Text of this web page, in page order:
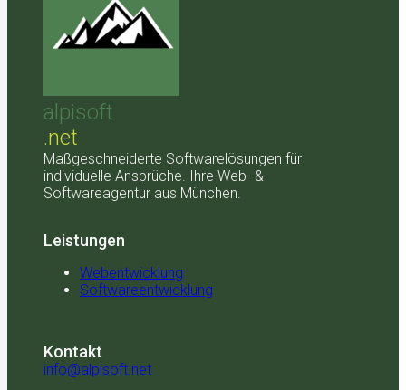
alpisoft
.net
Maßgeschneiderte Softwarelösungen für
individuelle Ansprüche. Ihre Web- &
Softwareagentur aus München.
Leistungen
Webentwicklung
Softwareentwicklung
Kontakt
info@alpisoft.net